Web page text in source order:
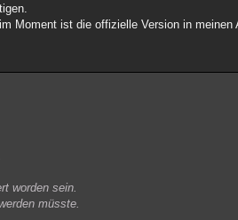
Moment ist die offizielle Version in meinen
worden sein.
müsste.